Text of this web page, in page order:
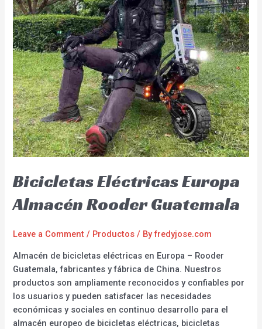
Bicicletas Eléctricas Europa
Almacén Rooder Guatemala
Leave a Comment / Productos / Byfredyjose.com
Almacén de bicicletas eléctricas en Europa – Rooder
Guatemala, fabricantes y fábrica de China. Nuestros
productos son ampliamente reconocidos y confiables por
los usuarios y pueden satisfacer las necesidades
económicas y sociales en continuo desarrollo para el
almacén europeo de bicicletas eléctricas, bicicletas